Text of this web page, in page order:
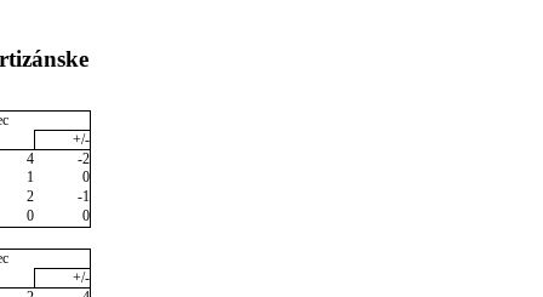
+/-
4
-2
1
0
2
-1
0
0
+/-